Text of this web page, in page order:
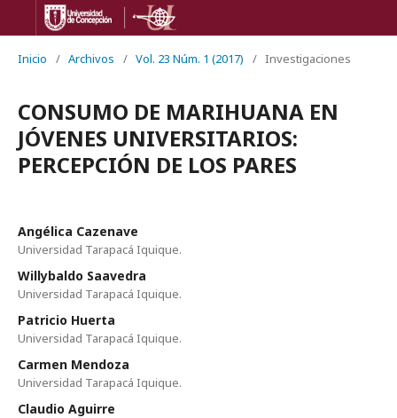
Inicio / Archivos / Vol. 23 Núm. 1 (2017) / Investigaciones
CONSUMO DE MARIHUANA EN
JÓVENES UNIVERSITARIOS:
PERCEPCIÓN DE LOS PARES
Angélica Cazenave
Universidad Tarapacá Iquique.
Willybaldo Saavedra
Universidad Tarapacá Iquique.
Patricio Huerta
Universidad Tarapacá Iquique.
Carmen Mendoza
Universidad Tarapacá Iquique.
Claudio Aguirre